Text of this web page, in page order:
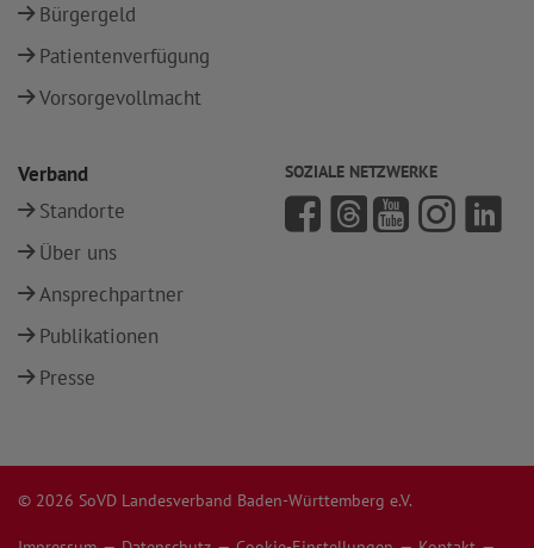
Bürgergeld
Patientenverfügung
Vorsorgevollmacht
Verband
Standorte
Über uns
Ansprechpartner
Publikationen
Presse
SOZIALE NETZWERKE
© 2026 SoVD Landesverband Baden-Württemberg e.V.